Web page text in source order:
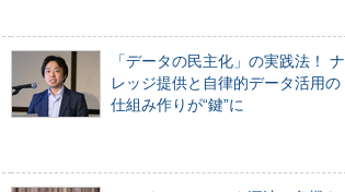
「データの民主化」の実践法！ ナ
レッジ提供と自律的データ活用の
仕組み作りが“鍵”に